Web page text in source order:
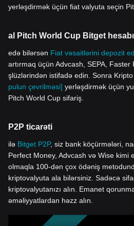
yerləşdirmək üçün fiat valyuta seçin
al Pitch World Cup Bitget
edə bilərsən Fiat vəsaitlərini depozit
artırmaq üçün Advcash, SEPA,
şlüzlərindən istifadə edin. Sonra Kripto
pulun çevrilməsi] yerləşdirmək üçün
Pitch World Cup sifariş.
P2P ticarəti
ilə Bitget P2P, siz bank köçürmələri,
Perfect Money, Advcash və Wise kimi
olmaqla 100-dən çox ödəniş
kriptovalyuta ala bilərsiniz. Sadəcə
kriptovalyutanızı alın. Emanet
əməliyyatlardan həzz alın.